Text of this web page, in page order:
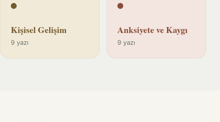
Kişisel Gelişim
9 yazı
Anksiyete ve Kaygı
9 yazı